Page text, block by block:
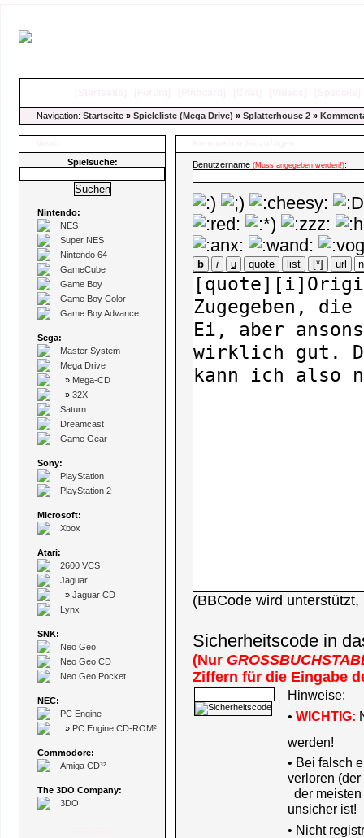
Navigation: Startseite» Spieleliste (Mega Drive) » Splatterhouse 2»
Spielsuche:
Nintendo:
NES
Super NES
Nintendo 64
GameCube
Game Boy
Game Boy Color
Game Boy Advance
Sega:
Master System
Mega Drive
» Mega-CD
» 32X
Saturn
Dreamcast
Game Gear
Sony:
PlayStation
PlayStation 2
Microsoft:
Xbox
Atari:
2600 VCS
Jaguar
» Jaguar CD
Lynx
SNK:
Neo Geo
Neo Geo CD
Neo Geo Pocket
NEC:
PC Engine
» PC Engine CD-ROM²
Commodore:
Amiga CD³²
The 3DO Company:
3DO
Benutzername (Muss angegeben werden!):
b i u quote list [*] url
(BBCode wird
Sicherheitscode in
(Nur
Ziffern für die Eingabe
Hinweise:
• WICHTIG:
werden!
• Bei falsch
verloren
der
unsicher ist!
• Nicht